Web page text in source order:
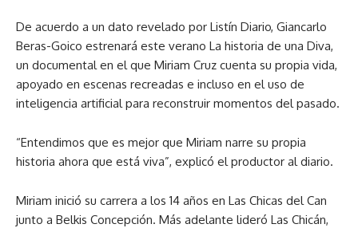
De acuerdo a un dato revelado por Listín Diario, Giancarlo
Beras-Goico estrenará este verano La historia de una Diva,
un documental en el que Miriam Cruz cuenta su propia vida,
apoyado en escenas recreadas e incluso en el uso de
inteligencia artificial para reconstruir momentos del pasado.
“Entendimos que es mejor que Miriam narre su propia
historia ahora que está viva”, explicó el productor al diario.
Miriam inició su carrera a los 14 años en Las Chicas del Can
junto a Belkis Concepción. Más adelante lideró Las Chicán,